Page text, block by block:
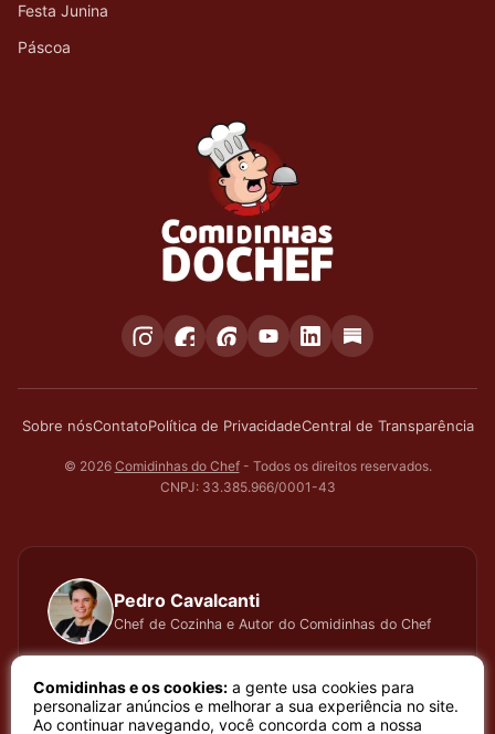
Festa Junina
Páscoa
Sobre nósContatoPolítica de PrivacidadeCentral de Transparência
© 2026 Comidinhas do Chef- Todos os direitos reservados.
CNPJ: 33.385.966/0001-43
Pedro Cavalcanti
Chef de Cozinha e Autor do Comidinhas do Chef
atenção, testando cada receita que apresento, meu
trabalho é baseado em sentimento de amor e bem
Comidinhas e os cookies: a gente usa cookies para
personalizar anúncios e melhorar a sua experiência no site.
Ao continuar navegando, você concorda com a nossa